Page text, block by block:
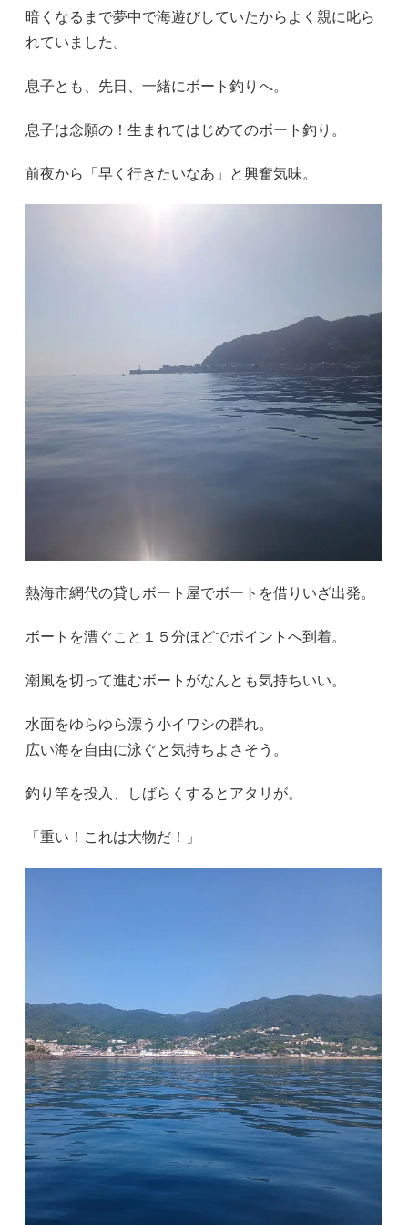
暗くなるまで夢中で海遊びしていたからよく親に叱ら
れていました。
息子とも、先日、一緒にボート釣りへ。
息子は念願の！生まれてはじめてのボート釣り。
前夜から「早く行きたいなあ」と興奮気味。
熱海市網代の貸しボート屋でボートを借りいざ出発。
ボートを漕ぐこと１５分ほどでポイントへ到着。
潮風を切って進むボートがなんとも気持ちいい。
水面をゆらゆら漂う小イワシの群れ。
広い海を自由に泳ぐと気持ちよさそう。
釣り竿を投入、しばらくするとアタリが。
「重い！これは大物だ！」